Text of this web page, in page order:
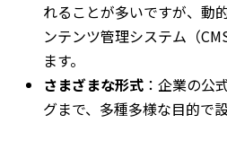
れることが多いですが、動
ンテンツ管理システム（
ます。
さまざまな形式 ：企業の公
グまで、多種多様な目的で